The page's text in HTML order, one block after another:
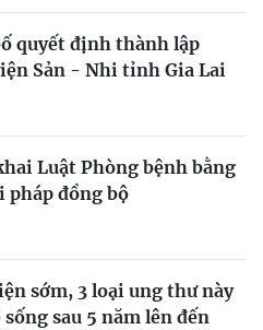
quyết định thành lập
Sản - Nhi tỉnh Gia Lai
Luật Phòng bệnh bằng
pháp đồng bộ
sớm, 3 loại ung thư này
sống sau 5 năm lên đến